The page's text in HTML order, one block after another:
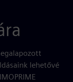
lehetővé